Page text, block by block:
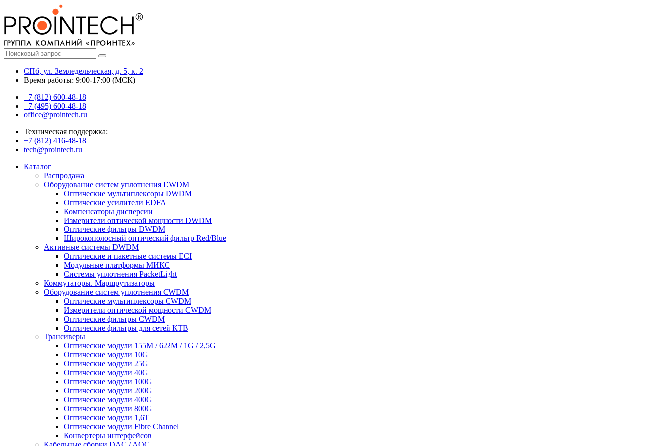
СПб, ул. Земледельческая, д. 5, к. 2
Время работы: 9:00-17:00 (МСК)
+7 (812) 600-48-18
+7 (495) 600-48-18
office@prointech.ru
Техническая поддержка:
+7 (812) 416-48-18
tech@prointech.ru
Каталог
Распродажа
Оборудование систем уплотнения DWDM
Оптические мультиплексоры DWDM
Оптические усилители EDFA
Компенсаторы дисперсии
Измерители оптической мощности DWDM
Оптические фильтры DWDM
Широкополосный оптический фильтр Red/Blue
Активные системы DWDM
Оптические и пакетные системы ECI
Модульные платформы МИКС
Системы уплотнения PacketLight
Коммутаторы. Маршрутизаторы
Оборудование систем уплотнения CWDM
Оптические мультиплексоры CWDM
Измерители оптической мощности CWDM
Оптические фильтры CWDM
Оптические фильтры для сетей КТВ
Трансиверы
Оптические модули 155M / 622M / 1G / 2,5G
Оптические модули 10G
Оптические модули 25G
Оптические модули 40G
Оптические модули 100G
Оптические модули 200G
Оптические модули 400G
Оптические модули 800G
Оптические модули 1,6T
Оптические модули Fibre Channel
Конвертеры интерфейсов
Кабельные сборки DAC / AOC